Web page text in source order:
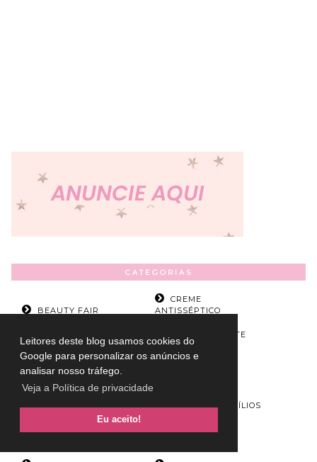
Leitores deste blog usamos cookies do
Google para personalizar os anúncios e
analisar nosso tráfego.
Veja a Política de privacidade
Eu aceito!
CATEGORIAS
BEAUTY FAIR
CREME
ANTISSÉPTICO
DEMAQUILANTE
GEL ESFOLIANTE
PARA MÃOS
MÁSCARA DE CÍLIOS